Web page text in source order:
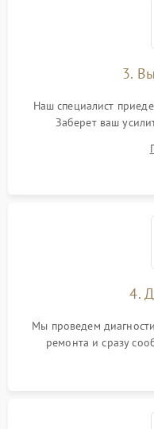
3.
Наш специалист
Заберет ваш
4.
Мы проведем
ремонта и сразу